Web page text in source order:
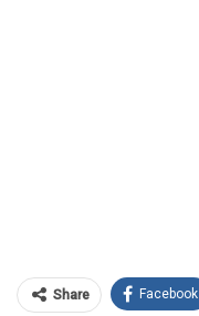
Share Facebook